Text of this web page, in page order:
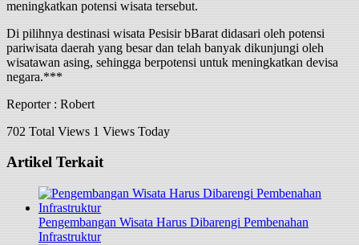
meningkatkan potensi wisata tersebut.
Di pilihnya destinasi wisata Pesisir bBarat didasari oleh potensi
pariwisata daerah yang besar dan telah banyak dikunjungi oleh
wisatawan asing, sehingga berpotensi untuk meningkatkan devisa
negara.***
Reporter : Robert
702 Total Views 1 Views Today
Artikel Terkait
Pengembangan Wisata Harus Dibarengi Pembenahan
Infrastruktur